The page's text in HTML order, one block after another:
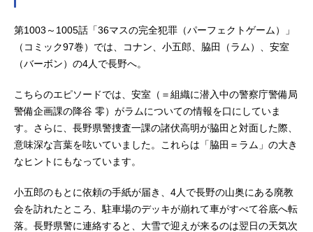
第1003～1005話「36マスの完全犯罪（パーフェクトゲーム）」
（コミック97巻）では、コナン、小五郎、脇田（ラム）、安室
（バーボン）の4人で長野へ。
こちらのエピソードでは、安室（＝組織に潜入中の警察庁警備局
警備企画課の降谷 零）がラムについての情報を口にしていま
す。さらに、長野県警捜査一課の諸伏高明が脇田と対面した際、
意味深な言葉を呟いていました。これらは「脇田＝ラム」の大き
なヒントにもなっています。
小五郎のもとに依頼の手紙が届き、4人で長野の山奥にある廃教
会を訪れたところ、駐車場のデッキが崩れて車がすべて谷底へ転
落。長野県警に連絡すると、大雪で迎えが来るのは翌日の天気次